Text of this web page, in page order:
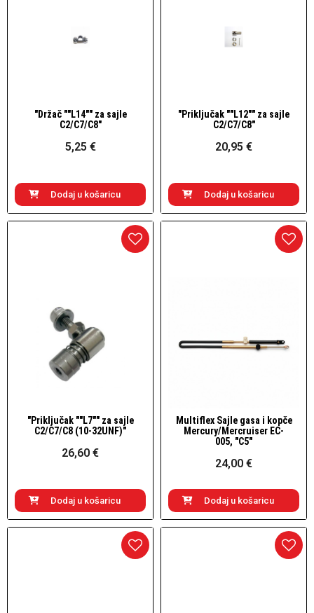
Brzi pogled
"Držač ""L14"" za sajle
C2/C7/C8"
5,25 €
Dodaj u košaricu
Brzi pogled
"Priključak ""L12"" za sajle
C2/C7/C8"
20,95 €
Dodaj u košaricu
Brzi pogled
"Priključak ""L7"" za sajle
C2/C7/C8 (10-32UNF)"
26,60 €
Dodaj u košaricu
Brzi pogled
Multiflex Sajle gasa i kopče
Mercury/Mercruiser EC-
005, "C5"
24,00 €
Dodaj u košaricu